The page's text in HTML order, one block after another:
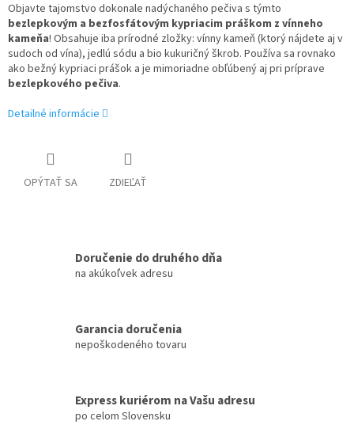
Objavte tajomstvo dokonale nadýchaného pečiva s týmto
bezlepkovým a bezfosfátovým kypriacim práškom z vínneho
kameňa! Obsahuje iba prírodné zložky: vínny kameň (ktorý nájdete aj v
sudoch od vína), jedlú sódu a bio kukuričný škrob. Používa sa rovnako
ako bežný kypriaci prášok a je mimoriadne obľúbený aj pri príprave
bezlepkového pečiva.
Detailné informácie
OPÝTAŤ SA ZDIEĽAŤ
Doručenie do druhého dňa
na akúkoľvek adresu
Garancia doručenia
nepoškodeného tovaru
Express kuriérom na Vašu adresu
po celom Slovensku